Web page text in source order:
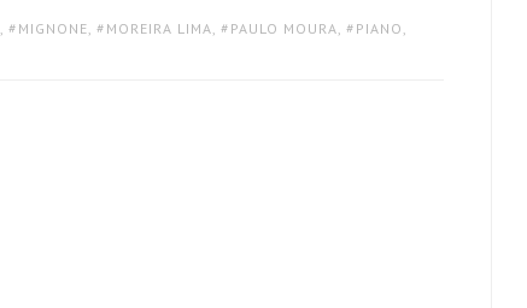
MIGNONE MOREIRA LIMA PAULO MOURA PIANO